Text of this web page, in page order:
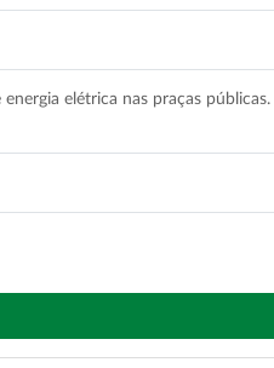
elétrica nas praças